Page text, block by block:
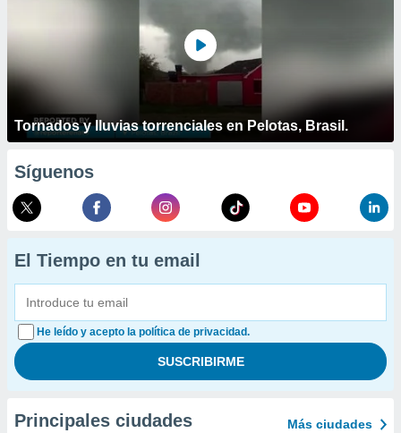
Tornados y lluvias torrenciales en Pelotas, Brasil.
Síguenos
El Tiempo en tu email
He leído y acepto la política de privacidad.
Principales ciudades Más ciudades